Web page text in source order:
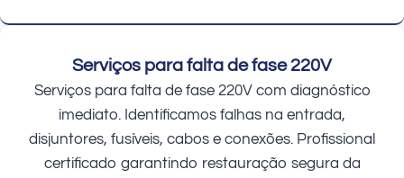
Serviços para falta de fase 220V
Serviços para falta de fase 220V com diagnóstico
imediato. Identificamos falhas na entrada,
disjuntores, fusíveis, cabos e conexões. Profissional
certificado garantindo restauração segura da